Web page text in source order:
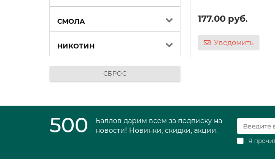
СМОЛА
НИКОТИН
СБРОС
177.00 руб.
Уведомить
500
Баллов дарим всем за подписку на
новости! Новинки, скидки, акции.
Я